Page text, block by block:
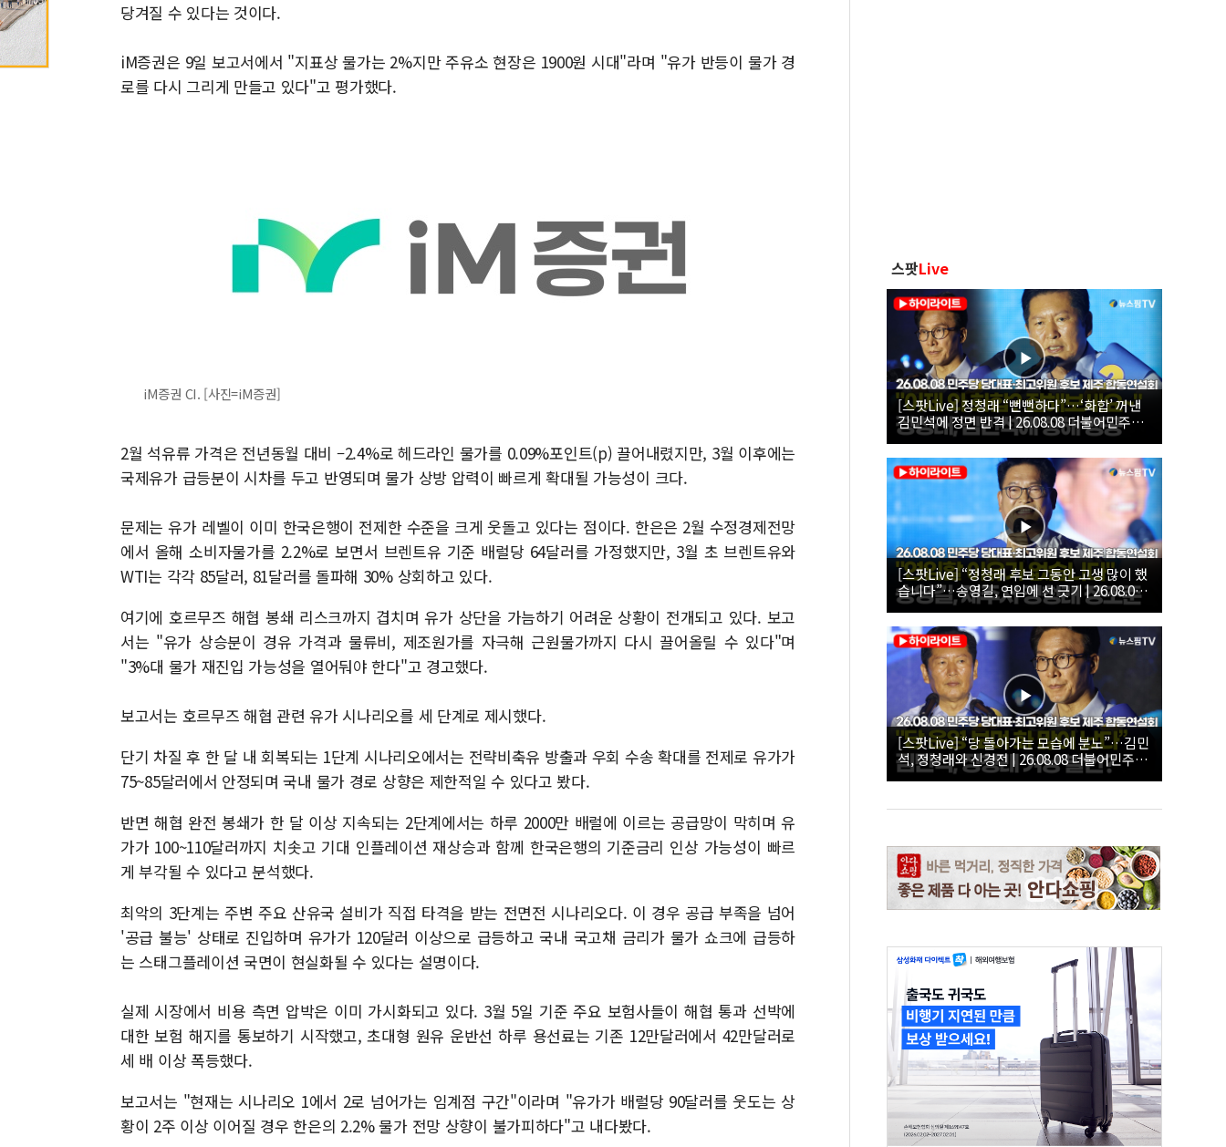
당겨질 수 있다는 것이다.
iM증권은 9일 보고서에서 "지표상 물가는 2%지만 주유소 현장은 1900원 시대"라며 "유가 반등이 물가 경
로를 다시 그리게 만들고 있다"고 평가했다.
iM증권 CI. [사진=iM증권]
2월 석유류 가격은 전년동월 대비 –2.4%로 헤드라인 물가를 0.09%포인트(p) 끌어내렸지만, 3월 이후에는
국제유가 급등분이 시차를 두고 반영되며 물가 상방 압력이 빠르게 확대될 가능성이 크다.
문제는 유가 레벨이 이미 한국은행이 전제한 수준을 크게 웃돌고 있다는 점이다. 한은은 2월 수정경제전망
에서 올해 소비자물가를 2.2%로 보면서 브렌트유 기준 배럴당 64달러를 가정했지만, 3월 초 브렌트유와
WTI는 각각 85달러, 81달러를 돌파해 30% 상회하고 있다.
여기에 호르무즈 해협 봉쇄 리스크까지 겹치며 유가 상단을 가늠하기 어려운 상황이 전개되고 있다. 보고
서는 "유가 상승분이 경유 가격과 물류비, 제조원가를 자극해 근원물가까지 다시 끌어올릴 수 있다"며
"3%대 물가 재진입 가능성을 열어둬야 한다"고 경고했다.
보고서는 호르무즈 해협 관련 유가 시나리오를 세 단계로 제시했다.
단기 차질 후 한 달 내 회복되는 1단계 시나리오에서는 전략비축유 방출과 우회 수송 확대를 전제로 유가가
75~85달러에서 안정되며 국내 물가 경로 상향은 제한적일 수 있다고 봤다.
반면 해협 완전 봉쇄가 한 달 이상 지속되는 2단계에서는 하루 2000만 배럴에 이르는 공급망이 막히며 유
가가 100~110달러까지 치솟고 기대 인플레이션 재상승과 함께 한국은행의 기준금리 인상 가능성이 빠르
게 부각될 수 있다고 분석했다.
최악의 3단계는 주변 주요 산유국 설비가 직접 타격을 받는 전면전 시나리오다. 이 경우 공급 부족을 넘어
'공급 불능' 상태로 진입하며 유가가 120달러 이상으로 급등하고 국내 국고채 금리가 물가 쇼크에 급등하
는 스태그플레이션 국면이 현실화될 수 있다는 설명이다.
실제 시장에서 비용 측면 압박은 이미 가시화되고 있다. 3월 5일 기준 주요 보험사들이 해협 통과 선박에
대한 보험 해지를 통보하기 시작했고, 초대형 원유 운반선 하루 용선료는 기존 12만달러에서 42만달러로
세 배 이상 폭등했다.
보고서는 "현재는 시나리오 1에서 2로 넘어가는 임계점 구간"이라며 "유가가 배럴당 90달러를 웃도는 상
황이 2주 이상 이어질 경우 한은의 2.2% 물가 전망 상향이 불가피하다"고 내다봤다.
스팟Live
[스팟Live] 정청래 “뻔뻔하다”…‘화합’ 꺼낸
김민석에 정면 반격 | 26.08.08 더불어민주당
당대표·최고위원 후보 제주 합동연설회
[스팟Live] “정청래 후보 그동안 고생 많이 했
습니다”…송영길, 연임에 선 긋기 | 26.08.08
더불어민주당 당대표·최고위원 후보 제주 합
동연설회
[스팟Live] “당 돌아가는 모습에 분노”…김민
석, 정청래와 신경전 | 26.08.08 더불어민주당
당대표·최고위원 후보 제주 합동연설회